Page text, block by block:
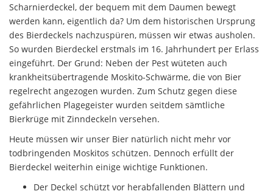
Scharnierdeckel, der bequem mit dem Daumen bewegt
werden kann, eigentlich da? Um dem historischen Ursprung
des Bierdeckels nachzuspüren, müssen wir etwas ausholen.
So wurden Bierdeckel erstmals im 16. Jahrhundert per Erlass
eingeführt. Der Grund: Neben der Pest wüteten auch
krankheitsübertragende Moskito-Schwärme, die von Bier
regelrecht angezogen wurden. Zum Schutz gegen diese
gefährlichen Plagegeister wurden seitdem sämtliche
Bierkrüge mit Zinndeckeln versehen.
Heute müssen wir unser Bier natürlich nicht mehr vor
todbringenden Moskitos schützen. Dennoch erfüllt der
Bierdeckel weiterhin einige wichtige Funktionen.
Der Deckel schützt vor herabfallenden Blättern und